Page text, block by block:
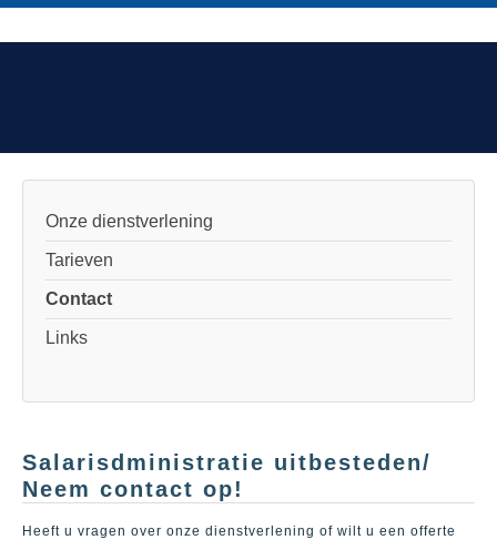
Onze dienstverlening
Tarieven
Contact
Links
Salarisdministratie uitbesteden/
Neem contact op!
Heeft u vragen over onze dienstverlening of wilt u een offerte